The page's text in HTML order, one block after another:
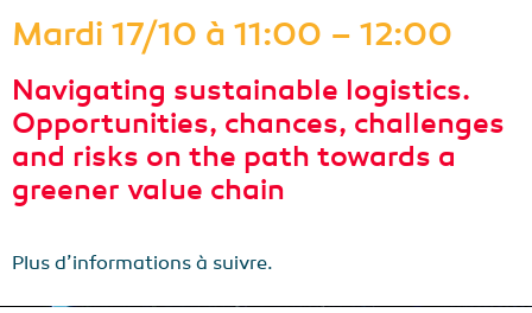
Mardi 17/10 à 11:00 – 12:00
Navigating sustainable logistics.
Opportunities, chances, challenges
and risks on the path towards a
greener value chain
Plus d’informations à suivre.